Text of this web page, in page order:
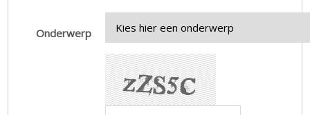
Onderwerp